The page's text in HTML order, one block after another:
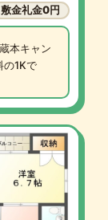
敷金礼金0円
本キャン
の1Kで